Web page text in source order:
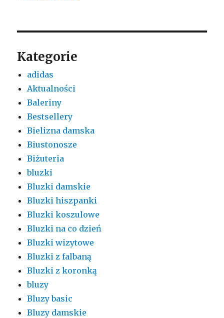
Kategorie
adidas
Aktualności
Baleriny
Bestsellery
Bielizna damska
Biustonosze
Biżuteria
bluzki
Bluzki damskie
Bluzki hiszpanki
Bluzki koszulowe
Bluzki na co dzień
Bluzki wizytowe
Bluzki z falbaną
Bluzki z koronką
bluzy
Bluzy basic
Bluzy damskie